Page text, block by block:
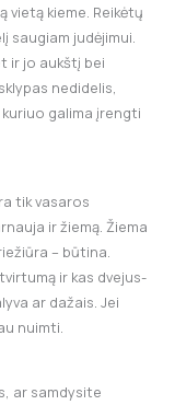
kieme. Reikėtų
saugiam judėjimui.
ir jo aukštį bei
nedidelis,
galima įrengti
tik vasaros
ir žiemą. Žiema
– būtina.
ir kas dvejus-
ar dažais. Jei
nuimti.
ar samdysite